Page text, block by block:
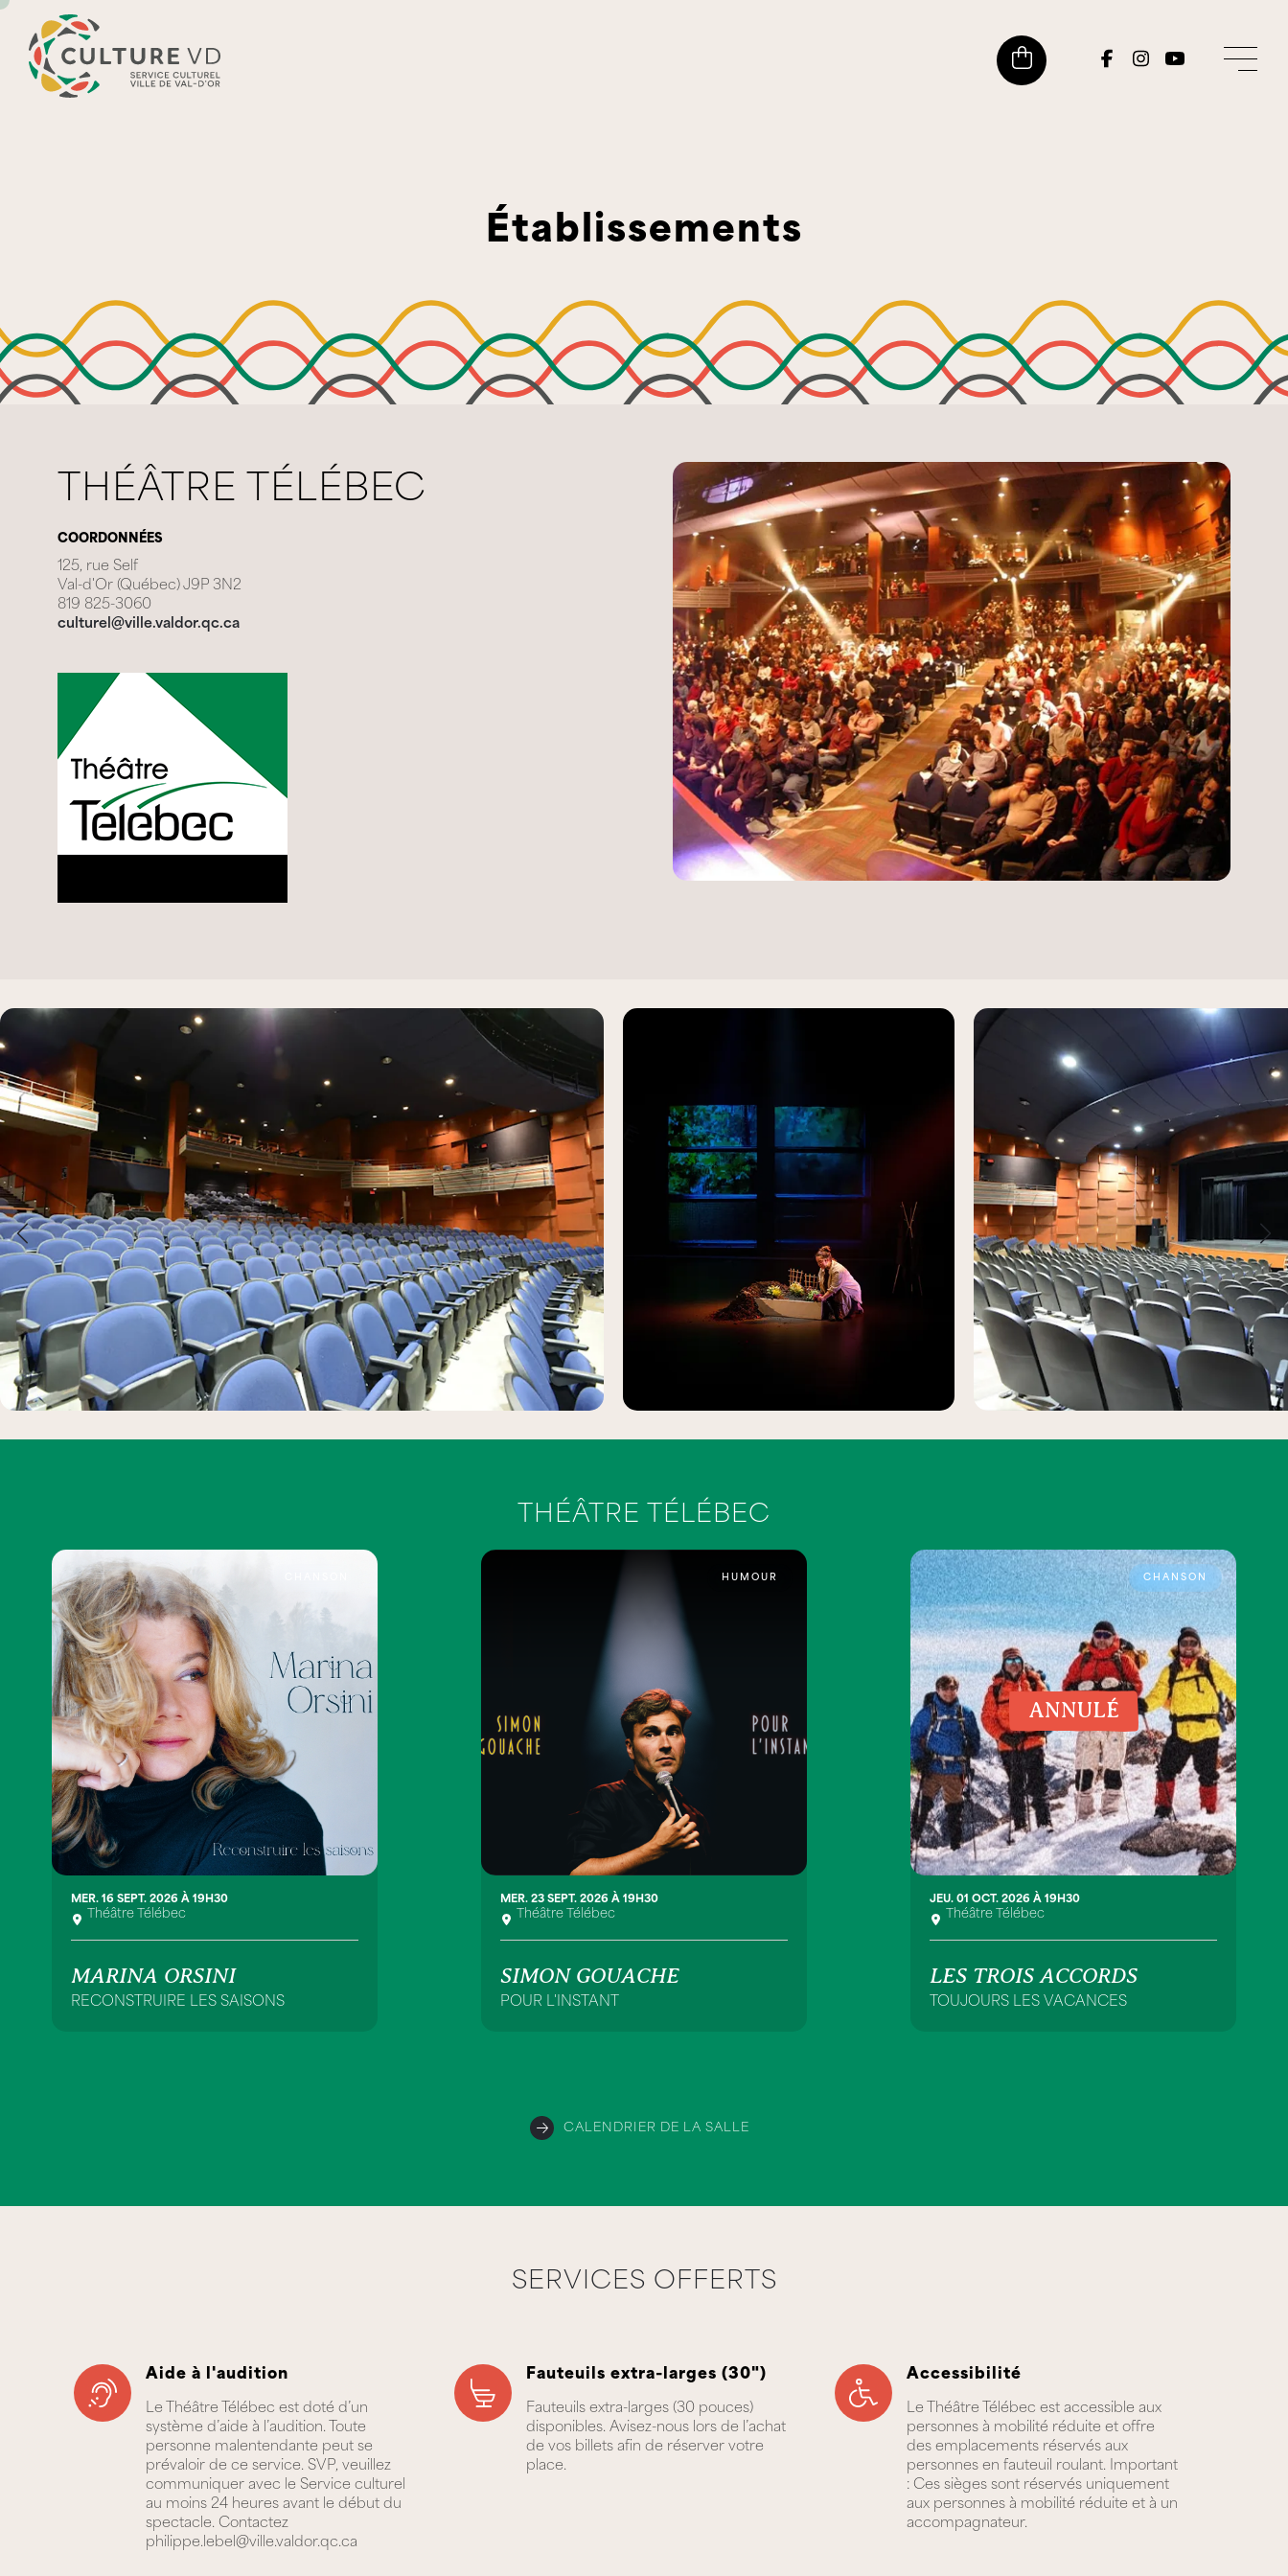
Établissements
THÉÂTRE TÉLÉBEC
COORDONNÉES
125, rue Self
Val-d'Or (Québec) J9P 3N2
819 825-3060
culturel@ville.valdor.qc.ca
THÉÂTRE TÉLÉBEC
MER. 16 SEPT. 2026 À 19H30
Théâtre Télébec
MARINA ORSINI
RECONSTRUIRE LES SAISONS
HUMOUR
MER. 23 SEPT. 2026 À 19H30
Théâtre Télébec
SIMON GOUACHE
POUR L'INSTANT
CHANSON
ANNULÉ
JEU. 01 OCT. 2026 À 19H30
Théâtre Télébec
LES TROIS ACCORDS
TOUJOURS LES VACANCES
CALENDRIER DE LA SALLE
SERVICES OFFERTS
Aide à l'audition
Le Théâtre Télébec est doté d’un
système d’aide à l’audition. Toute
personne malentendante peut se
prévaloir de ce service. SVP, veuillez
communiquer avec le Service culturel
au moins 24 heures avant le début du
spectacle. Contactez
philippe.lebel@ville.valdor.qc.ca
Fauteuils extra-larges (30")
Fauteuils extra-larges (30 pouces)
disponibles. Avisez-nous lors de l’achat
de vos billets afin de réserver votre
place.
Accessibilité
Le Théâtre Télébec est accessible aux
personnes à mobilité réduite et offre
des emplacements réservés aux
personnes en fauteuil roulant. Important
: Ces sièges sont réservés uniquement
aux personnes à mobilité réduite et à un
accompagnateur.